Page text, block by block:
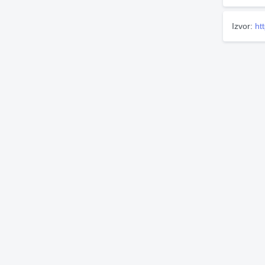
Izvor: